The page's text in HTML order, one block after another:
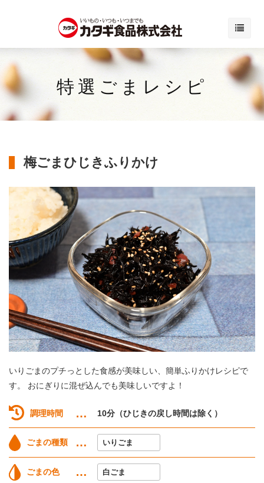
特選ごまレシピ
梅ごまひじきふりかけ
いりごまのプチっとした食感が美味しい、簡単ふりかけレシピで
す。 おにぎりに混ぜ込んでも美味しいですよ！
調理時間 10分（ひじきの戻し時間は除く）
ごまの種類 いりごま
ごまの色 白ごま